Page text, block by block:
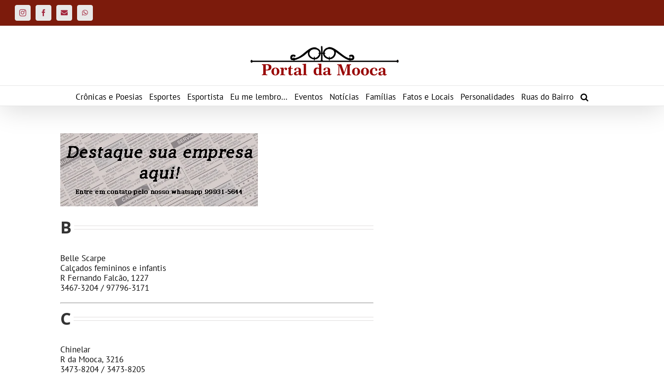
o
InstagramFacebookCustomWhatsApp
Crônicas e Poesias Esportes Esportista Eu me lembro… Eventos Notícias Famílias Fatos e Locais Personalidades Ruas do Bairro
B
Belle Scarpe
Calçados femininos e infantis
R Fernando Falcão, 1227
3467-3204 / 97796-3171
C
Chinelar
R da Mooca, 3216
3473-8204 / 3473-8205